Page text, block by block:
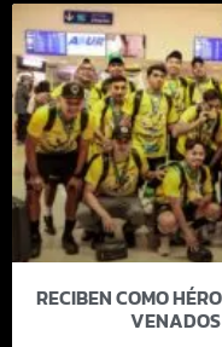
RECIBEN COMO